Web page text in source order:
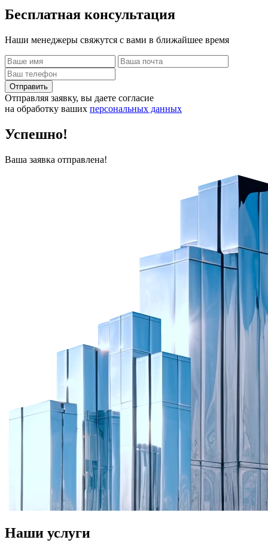
Бесплатная консультация
Наши менеджеры свяжутся с вами в ближайшее время
Отправить
Отправляя заявку, вы даете согласие
на обработку ваших персональных данных
Успешно!
Ваша заявка отправлена!
Наши услуги